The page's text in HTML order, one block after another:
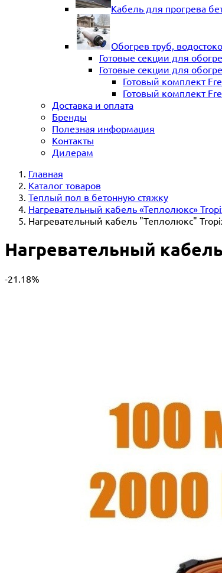
Кабель для прогрева
Обогрев труб,
Готовые секции для
Готовые секции для
Готовый комплект
Готовый комплект
Доставка и оплата
Бренды
Полезная информация
Контакты
Дилерам
Главная
Каталог товаров
Теплый пол в бетонную стяжку
Нагревательный кабель «Теплолюкс»
Нагревательный кабель "Теплолюкс"
Нагревательный
-21.18%